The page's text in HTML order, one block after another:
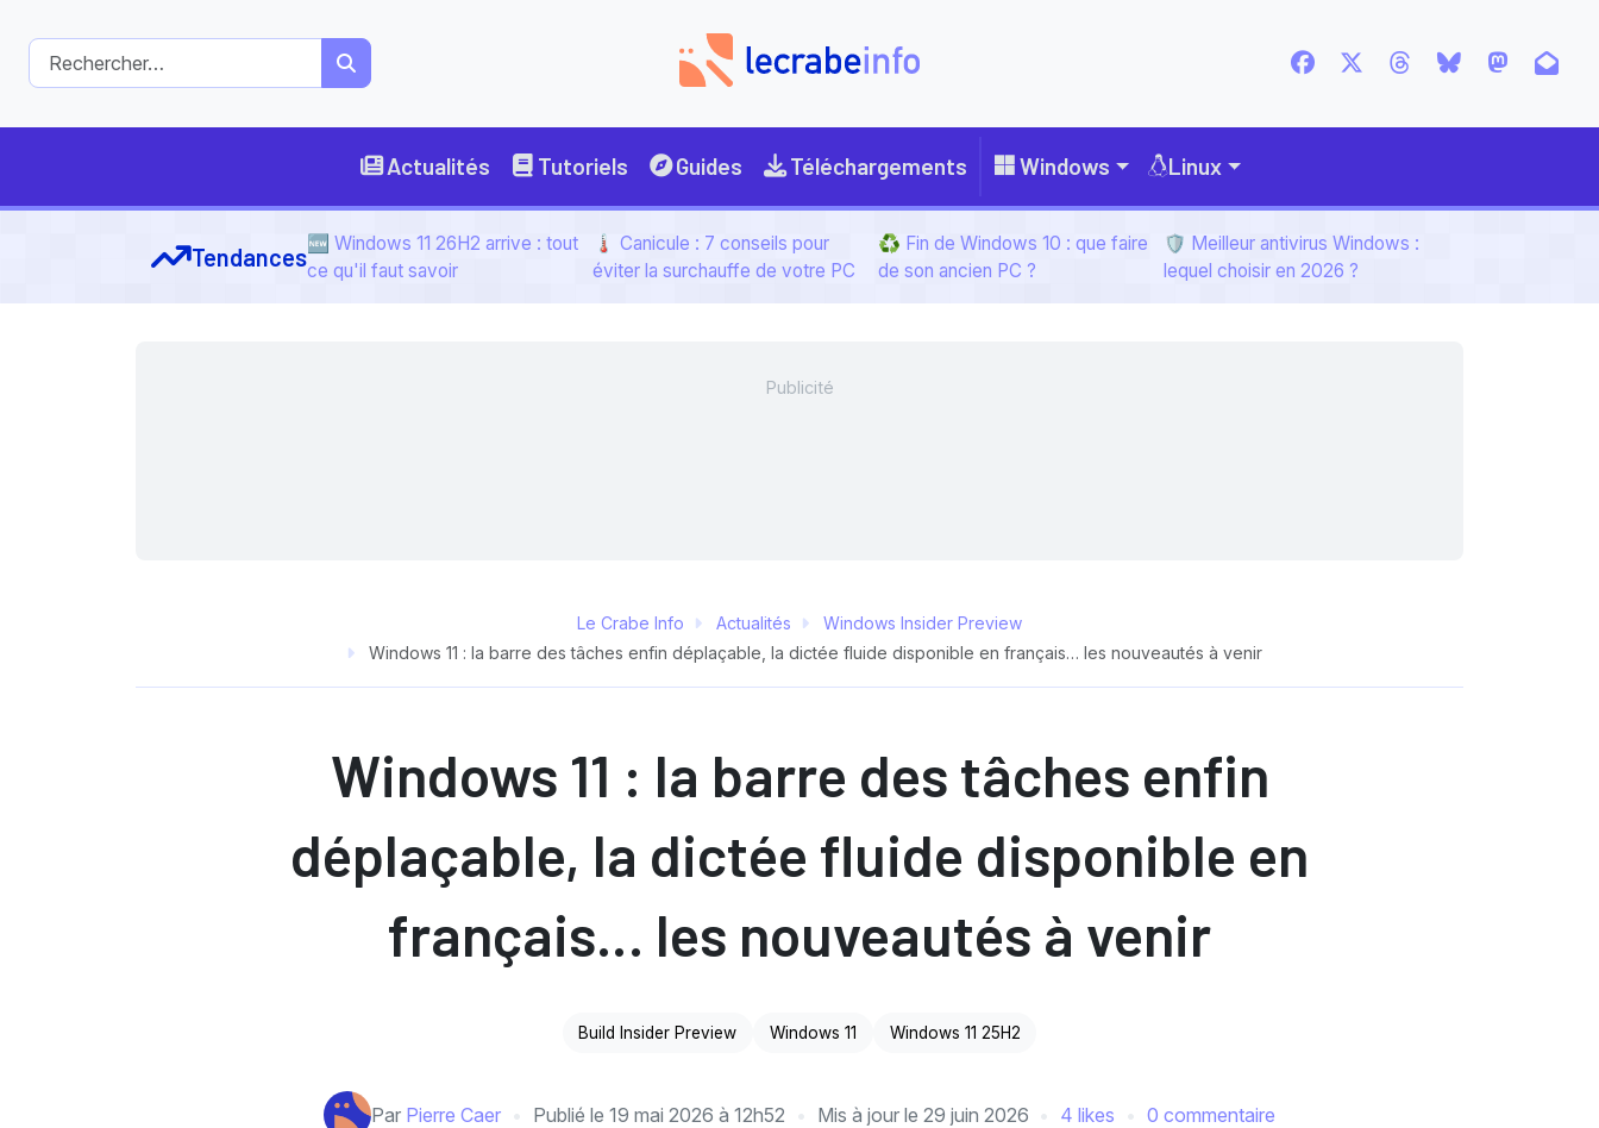
Actualités Tutoriels Guides Téléchargements Windows Linux
Tendances🆕 Windows 11 26H2 arrive : tout
ce qu'il faut savoir
🌡️ Canicule : 7 conseils pour
éviter la surchauffe de votre PC
♻️ Fin de Windows 10 : que faire
de son ancien PC ?
🛡️ Meilleur antivirus Windows :
lequel choisir en 2026 ?
Le Crabe Info Actualités
Windows Insider Preview
Windows 11 : la barre des tâches enfin déplaçable, la dictée fluide disponible en français… les nouveautés à venir
Windows 11 : la barre des tâches enfin
déplaçable, la dictée fluide disponible en
français… les nouveautés à venir
Build Insider Preview Windows 11 Windows 11 25H2
Par Pierre Caer Publié le 19 mai 2026 à 12h52 Mis à jour le 29 juin 2026 4 likes 0 commentaire